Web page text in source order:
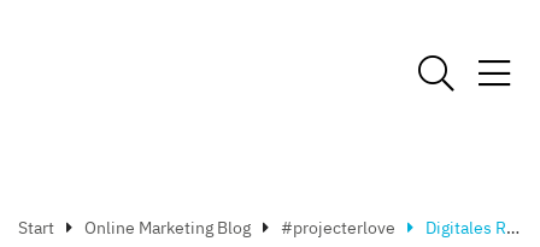
Start Online Marketing Blog #projecterlove Digitales Recruiting – Buzzword-Bingo oder was ist das überhaupt?